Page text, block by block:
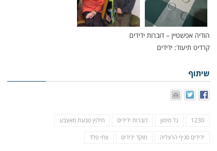
הודיה אפשטיין – דוברות ידידים
קרדיט תיעוד: ידידים
שיתוף
1230 גל מימון דוברות ידידים חילוץ טבעת מאצבע
ידידים סניף הרצליה מוקד ידידים צחי פלד